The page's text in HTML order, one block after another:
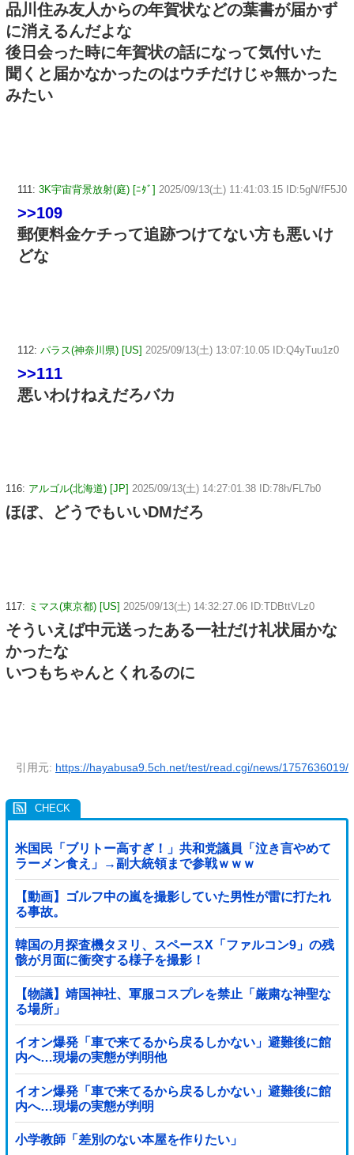
品川住み友人からの年賀状などの葉書が届かず
に消えるんだよな
後日会った時に年賀状の話になって気付いた
聞くと届かなかったのはウチだけじゃ無かった
みたい
111: 3K宇宙背景放射(庭) [ﾆﾀﾞ] 2025/09/13(土) 11:41:03.15 ID:5gN/fF5J0
>>109
郵便料金ケチって追跡つけてない方も悪いけ
どな
112: パラス(神奈川県) [US] 2025/09/13(土) 13:07:10.05 ID:Q4yTuu1z0
>>111
悪いわけねえだろバカ
116: アルゴル(北海道) [JP] 2025/09/13(土) 14:27:01.38 ID:78h/FL7b0
ほぼ、どうでもいいDMだろ
117: ミマス(東京都) [US] 2025/09/13(土) 14:32:27.06 ID:TDBttVLz0
そういえば中元送ったある一社だけ礼状届かな
かったな
いつもちゃんとくれるのに
引用元: https://hayabusa9.5ch.net/test/read.cgi/news/1757636019/
米国民「ブリトー高すぎ！」共和党議員「泣き言やめて
ラーメン食え」→副大統領まで参戦ｗｗｗ
【動画】ゴルフ中の嵐を撮影していた男性が雷に打たれ
る事故。
韓国の月探査機タヌリ、スペースX「ファルコン9」の残
骸が月面に衝突する様子を撮影！
【物議】靖国神社、軍服コスプレを禁止「厳粛な神聖な
る場所」
イオン爆発「車で来てるから戻るしかない」避難後に館
内へ…現場の実態が判明他
イオン爆発「車で来てるから戻るしかない」避難後に館
内へ…現場の実態が判明
小学教師「差別のない本屋を作りたい」